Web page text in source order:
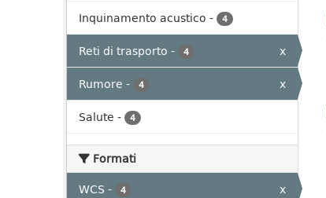
Inquinamento acustico - 4
Reti di trasporto - 4
x
Rumore - 4
x
Salute - 4
Formati
WCS - 4
x